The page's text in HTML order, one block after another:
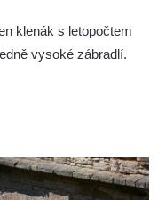
klenák s letopočtem
vysoké zábradlí.